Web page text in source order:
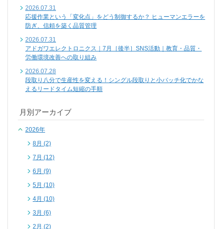
2026.07.31
応援作業という「変化点」をどう制御するか？ ヒューマンエラーを
防ぎ、信頼を築く品質管理
2026.07.31
アドガワエレクトロニクス｜7月［後半］SNS活動｜教育・品質・
労働環境改善への取り組み
2026.07.28
段取り八分で生産性を変える！シングル段取りと小バッチ化でかな
えるリードタイム短縮の手順
月別アーカイブ
2026年
8月 (2)
7月 (12)
6月 (9)
5月 (10)
4月 (10)
3月 (6)
2月 (2)